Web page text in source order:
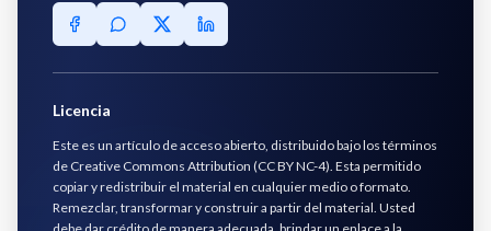
Licencia
Este es un artículo de acceso abierto, distribuido bajo los términos
de Creative Commons Attribution (CC BY NC-4). Esta permitido
copiar y redistribuir el material en cualquier medio o formato.
Remezclar, transformar y construir a partir del material. Usted